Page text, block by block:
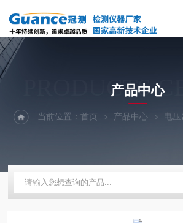
PRODUCTS
产品中心
当前位置：首页 产品中心 电